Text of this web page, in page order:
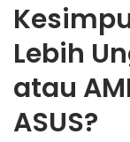
Lebih
atau
ASUS?